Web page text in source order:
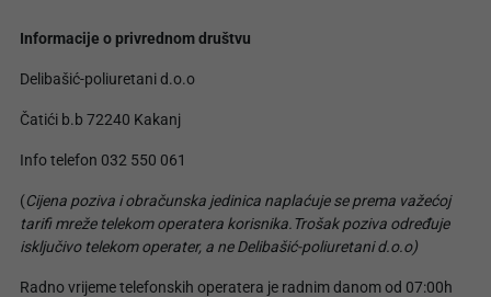
Informacije o privrednom društvu
Delibašić-poliuretani d.o.o
Čatići b.b 72240 Kakanj
Info telefon 032 550 061
(Cijena poziva i obračunska jedinica naplaćuje se prema važećoj
tarifi mreže telekom operatera korisnika.Trošak poziva određuje
isključivo telekom operater, a ne Delibašić-poliuretani d.o.o)
Radno vrijeme telefonskih operatera je radnim danom od 07:00h